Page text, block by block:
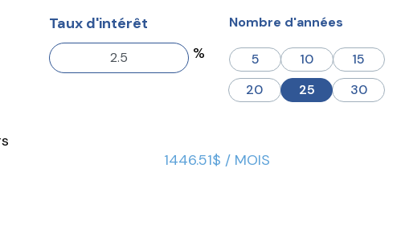
Taux d'intérêt
%
Nombre d'années
5 10
15
20
25 30
1446.51$ / MOIS